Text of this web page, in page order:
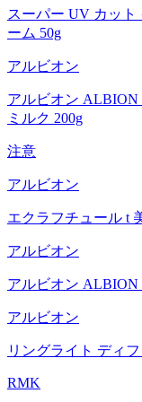
スーパー UV カット
ーム 50g
アルビオン
アルビオン ALBION
ミルク 200g
注意
アルビオン
エクラフチュール t
アルビオン
アルビオン ALBION
アルビオン
リングライト ディ
RMK